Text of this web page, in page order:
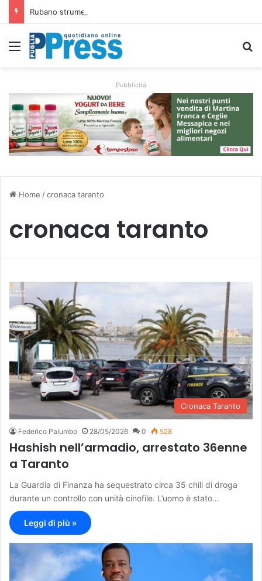
Menu
Pubblicità
Home /cronaca taranto
cronaca taranto
Cronaca Taranto
Federico Palumbo 28/05/2026 0 528
Hashish nell’armadio, arrestato 36enne
a Taranto
La Guardia di Finanza ha sequestrato circa 35 chili di droga
durante un controllo con unità cinofile. L’uomo è stato…
Leggi di più »